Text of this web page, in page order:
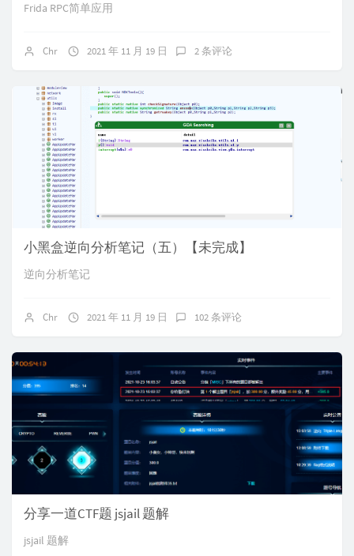
Frida RPC简单应用
Chr 2021 年 11 月 19 日 2 条评论
小黑盒逆向分析笔记（五）【未完成】
逆向分析笔记
Chr 2021 年 11 月 19 日 102 条评论
分享一道CTF题 jsjail 题解
jsjail 题解